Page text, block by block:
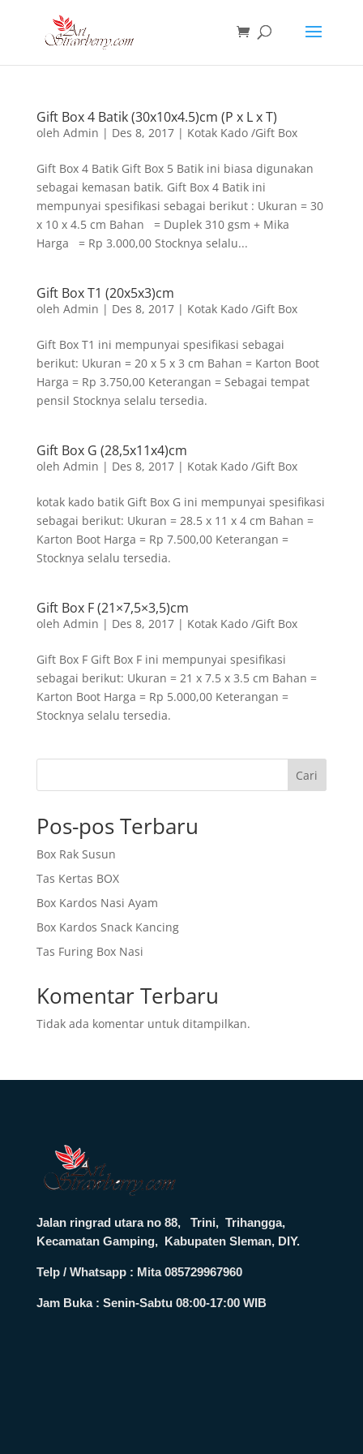
Gift Box 4 Batik (30x10x4.5)cm (P x L x T)
oleh Admin | Des 8, 2017| Kotak Kado /Gift Box
Gift Box 4 Batik Gift Box 5 Batik ini biasa digunakan
sebagai kemasan batik. Gift Box 4 Batik ini
mempunyai spesifikasi sebagai berikut : Ukuran = 30
x 10 x 4.5 cm Bahan = Duplek 310 gsm + Mika
Harga = Rp 3.000,00 Stocknya selalu...
Gift Box T1 (20x5x3)cm
oleh Admin | Des 8, 2017| Kotak Kado /Gift Box
Gift Box T1 ini mempunyai spesifikasi sebagai
berikut: Ukuran = 20 x 5 x 3 cm Bahan = Karton Boot
Harga = Rp 3.750,00 Keterangan = Sebagai tempat
pensil Stocknya selalu tersedia.
Gift Box G (28,5x11x4)cm
oleh Admin | Des 8, 2017| Kotak Kado /Gift Box
kotak kado batik Gift Box G ini mempunyai spesifikasi
sebagai berikut: Ukuran = 28.5 x 11 x 4 cm Bahan =
Karton Boot Harga = Rp 7.500,00 Keterangan =
Stocknya selalu tersedia.
Gift Box F (21×7,5×3,5)cm
oleh Admin | Des 8, 2017| Kotak Kado /Gift Box
Gift Box F Gift Box F ini mempunyai spesifikasi
sebagai berikut: Ukuran = 21 x 7.5 x 3.5 cm Bahan =
Karton Boot Harga = Rp 5.000,00 Keterangan =
Stocknya selalu tersedia.
Cari
Pos-pos Terbaru
Box Rak Susun
Tas Kertas BOX
Box Kardos Nasi Ayam
Box Kardos Snack Kancing
Tas Furing Box Nasi
Komentar Terbaru
Tidak ada komentar untuk ditampilkan.
Jalan ringrad utara no 88, Trini, Trihangga,
Kecamatan Gamping, Kabupaten Sleman, DIY.
Telp / Whatsapp : Mita 085729967960
Jam Buka : Senin-Sabtu 08:00-17:00 WIB